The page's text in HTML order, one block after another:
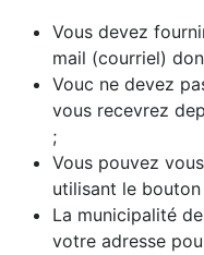
Vous devez
mail (courriel)
Vouc ne devez
vous recevrez
;
Vous pouvez
utilisant le
La municipalité
votre adresse